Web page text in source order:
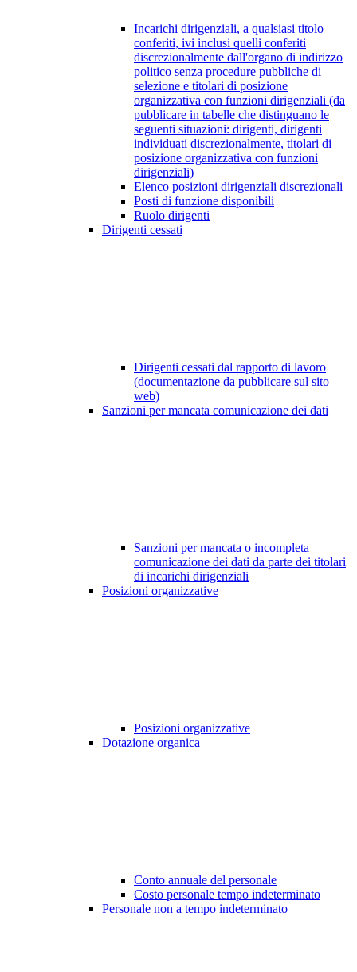
Incarichi dirigenziali, a qualsiasi titolo
conferiti, ivi inclusi quelli conferiti
discrezionalmente dall'organo di indirizzo
politico senza procedure pubbliche di
selezione e titolari di posizione
organizzativa con funzioni dirigenziali (da
pubblicare in tabelle che distinguano le
seguenti situazioni: dirigenti, dirigenti
individuati discrezionalmente, titolari di
posizione organizzativa con funzioni
dirigenziali)
Elenco posizioni dirigenziali discrezionali
Posti di funzione disponibili
Ruolo dirigenti
Dirigenti cessati
Dirigenti cessati dal rapporto di lavoro
(documentazione da pubblicare sul sito
web)
Sanzioni per mancata comunicazione dei dati
Sanzioni per mancata o incompleta
comunicazione dei dati da parte dei titolari
di incarichi dirigenziali
Posizioni organizzative
Posizioni organizzative
Dotazione organica
Conto annuale del personale
Costo personale tempo indeterminato
Personale non a tempo indeterminato